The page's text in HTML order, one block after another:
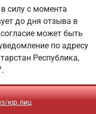
силу с момента
до дня отзыва в
может быть
по адресу
Республика,
юр.лиц